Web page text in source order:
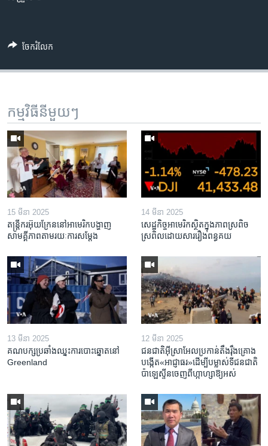
ចែករំលែក
កម្មវិធី​នីមួយៗ
15 មីនា 2025
តន្ត្រីករ​អ៊ុយក្រែន​នៅ​អាមេរិក​បង្ហាញ​
សាមគ្គីភាព​តាម​រយៈ​ការសម្តែង
14 មីនា 2025
សេដ្ឋកិច្ច​អាមេរិក​ស្ថិត​ក្នុង​ភាពស្រពិច
ស្រពិល​ដោយសារ​រឿង​ពន្ធគយ
13 មីនា 2025
គណបក្ស​ប្រឆាំង​ឈ្នះ​ការបោះឆ្នោត​នៅ
Greenland
12 មីនា 2025
ជនជាតិ​អ៊ីស្រាអែល​ប្រកាន់​តឹងរ៉ឹង​គ្រោង​
បង្កើត​«អាជ្ញាធរ‍»​ដើម្បី​បម្លាស់​ទី​ជនជាតិ​
ប៉ាឡេស្ទីន​ចេញពី​ហ្កាហ្សា​ឱ្យ​អស់